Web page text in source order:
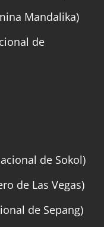
Mandalika)
de
de Sokol)
de Las Vegas)
de Sepang)